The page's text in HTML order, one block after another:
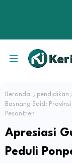
Beranda pendidikan
Basnang Said:
Pesantren
Apresiasi
Peduli